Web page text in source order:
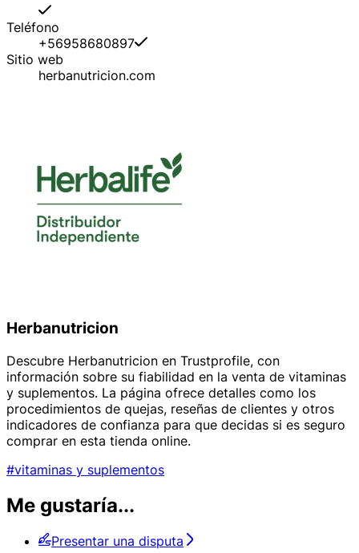
Teléfono
+56958680897
Sitio web
herbanutricion.com
Herbanutricion
Descubre Herbanutricion en Trustprofile, con
información sobre su fiabilidad en la venta de vitaminas
y suplementos. La página ofrece detalles como los
procedimientos de quejas, reseñas de clientes y otros
indicadores de confianza para que decidas si es seguro
comprar en esta tienda online.
#vitaminas y suplementos
Me gustaría...
Presentar una disputa